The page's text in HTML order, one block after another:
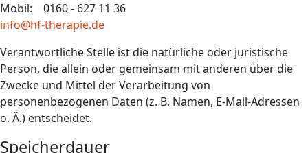
Mobil: 0160 - 627 11 36
info@hf-therapie.de
Verantwortliche Stelle ist die natürliche oder juristische
Person, die allein oder gemeinsam mit anderen über die
Zwecke und Mittel der Verarbeitung von
personenbezogenen Daten (z. B. Namen, E-Mail-Adressen
o. Ä.) entscheidet.
Speicherdauer